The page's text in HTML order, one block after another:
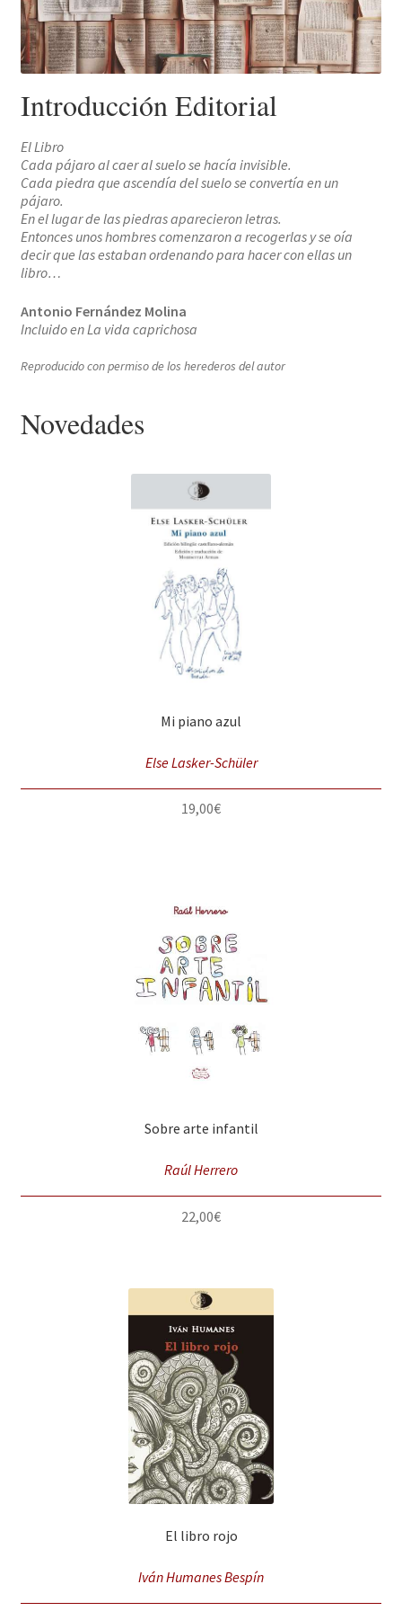
Solicitar Pedido
Contacto
Introducción Editorial
El Libro
Cada pájaro al caer al suelo se hacía invisible.
Cada piedra que ascendía del suelo se convertía en un
pájaro.
En el lugar de las piedras aparecieron letras.
Entonces unos hombres comenzaron a recogerlas y se oía
decir que las estaban ordenando para hacer con ellas un
libro…
Antonio Fernández Molina
Incluido en La vida caprichosa
Reproducido con permiso de los herederos del autor
Novedades
Mi piano azul
Else Lasker-Schüler
19,00€
Sobre arte infantil
Raúl Herrero
22,00€
El libro rojo
Iván Humanes Bespín